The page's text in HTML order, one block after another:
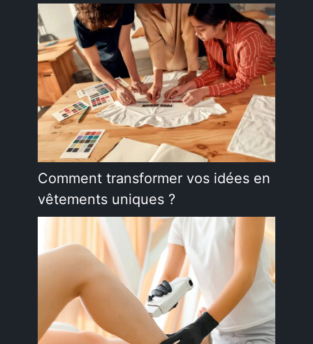
Comment transformer vos idées en
vêtements uniques ?